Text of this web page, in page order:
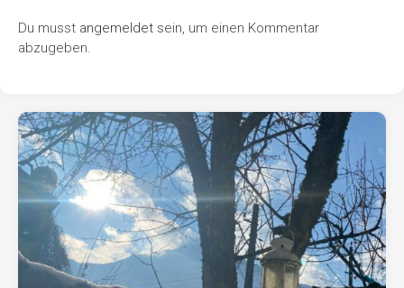
Du musst angemeldet sein, um einen Kommentar
abzugeben.